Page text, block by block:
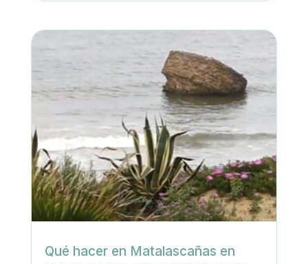
Qué hacer en Matalascañas en